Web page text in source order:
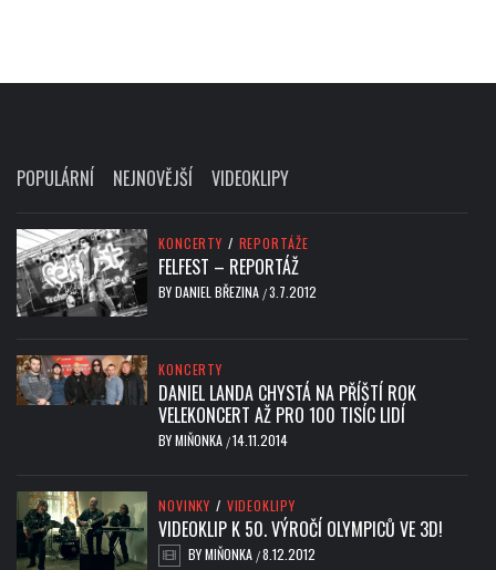
POPULÁRNÍ NEJNOVĚJŠÍ VIDEOKLIPY
KONCERTY / REPORTÁŽE
FELFEST – REPORTÁŽ
BYDANIEL BŘEZINA /3.7.2012
KONCERTY
DANIEL LANDA CHYSTÁ NA PŘÍŠTÍ ROK
VELEKONCERT AŽ PRO 100 TISÍC LIDÍ
BYMIŇONKA /14.11.2014
NOVINKY / VIDEOKLIPY
VIDEOKLIP K 50. VÝROČÍ OLYMPICŮ VE 3D!
BYMIŇONKA /8.12.2012